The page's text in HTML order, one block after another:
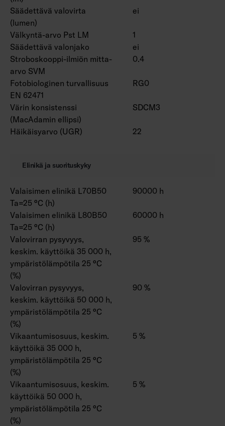
Säädettävä valovirta
(lumen)
ei
Välkyntä-arvo Pst LM
1
Säädettävä valonjako
ei
Stroboskooppi-ilmiön mitta-
arvo SVM
0.4
Fotobiologinen turvallisuus
EN 62471
RG0
Värin konsistenssi
(MacAdamin ellipsi)
SDCM3
Häikäisyarvo (UGR) 22
Elinikä ja suorituskyky
Valaisimen elinikä L70B50
Ta=25 °C (h)
90000 h
Valaisimen elinikä L80B50
Ta=25 °C (h)
60000 h
Valovirran pysyvyys,
keskim. käyttöikä 35 000 h,
ympäristölämpötila 25 °C
(%)
95 %
Valovirran pysyvyys,
keskim. käyttöikä 50 000 h,
ympäristölämpötila 25 °C
(%)
90 %
Vikaantumisosuus, keskim.
käyttöikä 35 000 h,
ympäristölämpötila 25 °C
(%)
5 %
Vikaantumisosuus, keskim.
käyttöikä 50 000 h,
ympäristölämpötila 25 °C
(%)
5 %